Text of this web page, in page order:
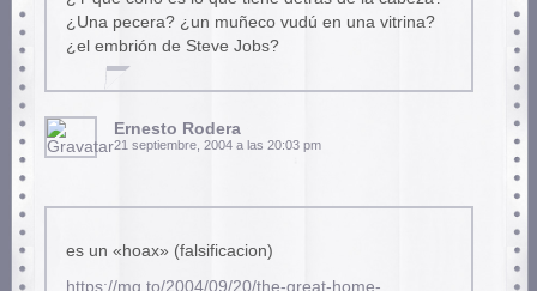
¿Una pecera? ¿un muñeco vudú en una vitrina?
¿el embrión de Steve Jobs?
Ernesto Rodera
21 septiembre, 2004 a las 20:03 pm
es un «hoax» (falsificacion)
https://mg.to/2004/09/20/the-great-home-